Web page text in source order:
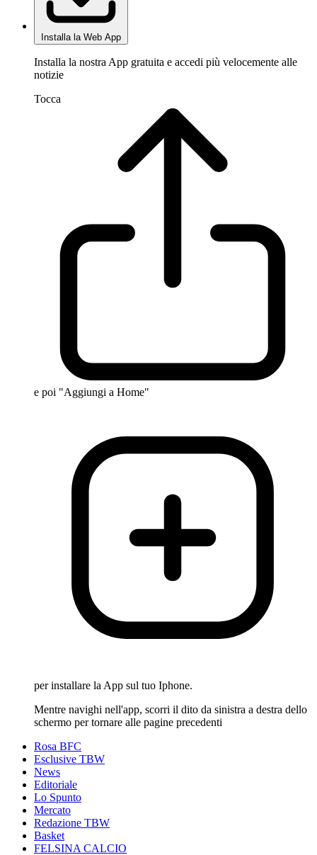
Installa la Web App
Installa la nostra App gratuita e accedi più velocemente alle
notizie
Tocca
e poi "Aggiungi a Home"
per installare la App sul tuo Iphone.
Mentre navighi nell'app, scorri il dito da sinistra a destra dello
schermo per tornare alle pagine precedenti
Rosa BFC
Esclusive TBW
News
Editoriale
Lo Spunto
Mercato
Redazione TBW
Basket
FELSINA CALCIO